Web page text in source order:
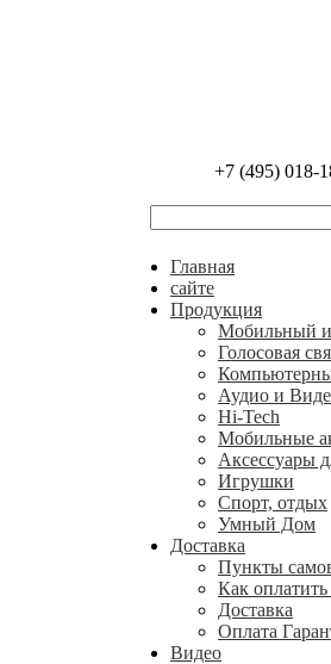
+7 (495) 018-
Главная
сайте
Продукция
Мобильный
Голосовая
Аудио и
Hi-Tech
Мобильные
Аксессуары
Игрушки
Спорт, отдых
Умный Дом
Доставка
Пункты
Как оплатить
Доставка
Оплата
Видео